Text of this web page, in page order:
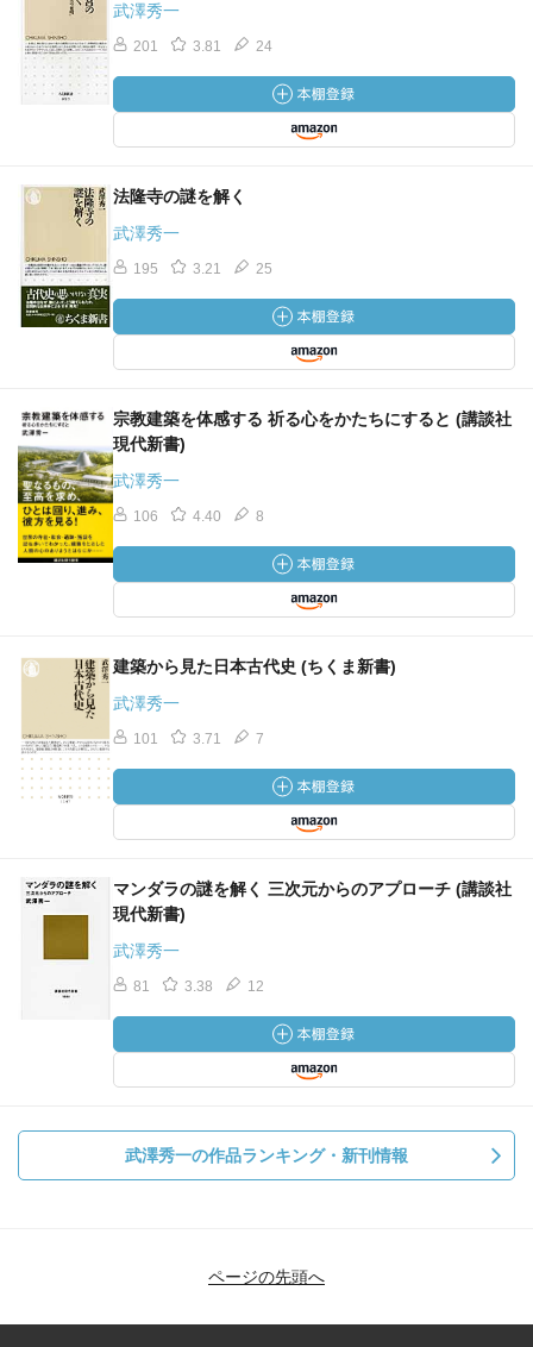
武澤秀一
201 3.81 24
法隆寺の謎を解く
武澤秀一
195 3.21 25
宗教建築を体感する 祈る心をかたちにすると (講談社
現代新書)
武澤秀一
106 4.40 8
建築から見た日本古代史 (ちくま新書)
武澤秀一
101 3.71 7
マンダラの謎を解く 三次元からのアプローチ (講談社
現代新書)
武澤秀一
81 3.38 12
武澤秀一の作品ランキング・新刊情報
ページの先頭へ